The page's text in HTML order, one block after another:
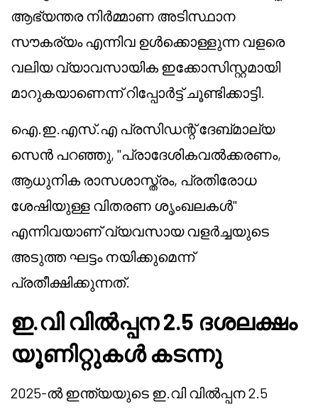
ആഭ്യന്തര നിർമ്മാണ അടിസ്ഥാന
സൗകര്യം എന്നിവ ഉൾക്കൊള്ളുന്ന വളരെ
വലിയ വ്യാവസായിക ഇക്കോസിസ്റ്റമായി
മാറുകയാണെന്ന് റിപ്പോർട്ട് ചൂണ്ടിക്കാട്ടി.
ഐ.ഇ.എസ്.എ പ്രസിഡന്റ് ദേബ്മാല്യ
സെൻ പറഞ്ഞു, "പ്രാദേശികവൽക്കരണം,
ആധുനിക രാസശാസ്ത്രം, പ്രതിരോധ
ശേഷിയുള്ള വിതരണ ശൃംഖലകൾ"
എന്നിവയാണ് വ്യവസായ വളർച്ചയുടെ
അടുത്ത ഘട്ടം നയിക്കുമെന്ന്
പ്രതീക്ഷിക്കുന്നത്.
ഇ.വി വിൽപ്പന 2.5 ദശലക്ഷം
യൂണിറ്റുകൾ കടന്നു
2025-ൽ ഇന്ത്യയുടെ ഇ.വി വിൽപ്പന 2.5